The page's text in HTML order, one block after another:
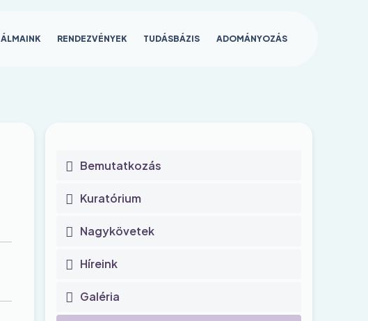
ÁLMAINK RENDEZVÉNYEK TUDÁSBÁZIS ADOMÁNYOZÁS
MainBemutatkozás
Kuratórium
Nagykövetek
Híreink
Galéria